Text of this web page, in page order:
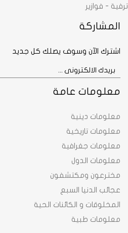
معلومات عامة
معلومات دينية
معلومات تاريخية
معلومات جغرافية
معلومات الدول
مخترعون ومكتشفون
عجائب الدنيا السبع
المخلوقات و الكائنات الحية
معلومات طبية
ترفية - فوازير
المشاركة
اشترك الآن وسوف يصلك كل جديد